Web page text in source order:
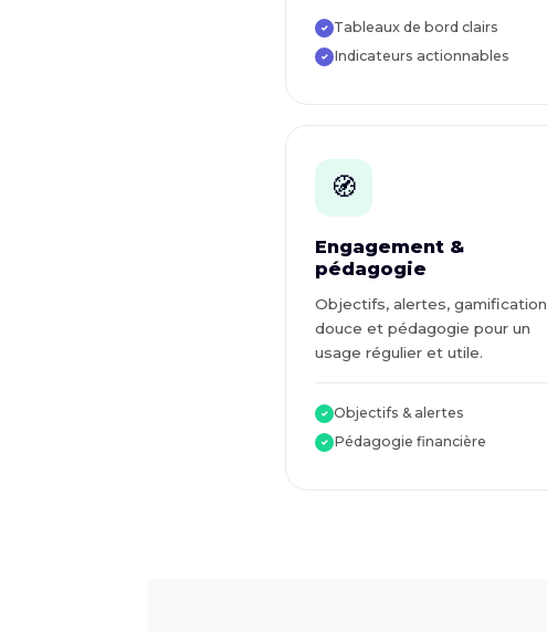
✓ Tableaux de bord clairs
✓ Indicateurs actionnables
🧭
Engagement &
pédagogie
Objectifs, alertes, gamification
douce et pédagogie pour un
usage régulier et utile.
✓ Objectifs & alertes
✓ Pédagogie financière